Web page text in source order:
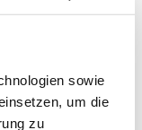
sowie
um die
zu